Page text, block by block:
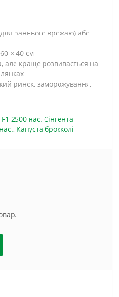
раннього врожаю) або
× 40 см
але краще розвивається на
ринок, заморожування,
2500 нас. Сінгента
, Капуста брокколі